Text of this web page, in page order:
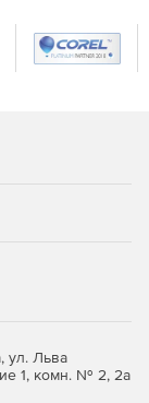
ул. Льва
1, комн. № 2, 2а